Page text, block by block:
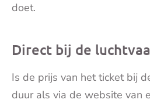
doet.
Direct bij de
Is de prijs van het ticket bij
duur als via de website van